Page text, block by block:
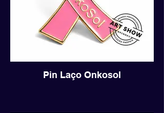
Pin Laço Onkosol